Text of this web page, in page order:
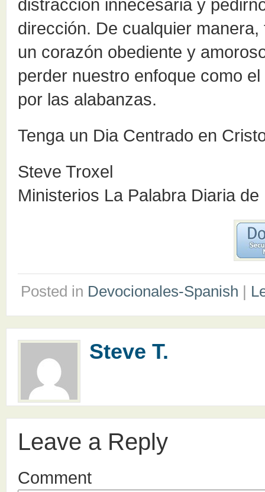
distracción innecesaria y
dirección. De cualquier
un corazón obediente y
perder nuestro enfoque como
por las alabanzas.
Tenga un Dia Centrado en
Steve Troxel
Ministerios La Palabra Diaria de
Posted in Devocionales-Spanish |
Steve T.
Leave a Reply
Comment